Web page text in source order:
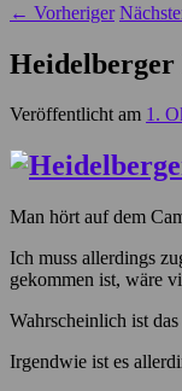
← Vorheriger
Heidelberger
Veröffentlicht am 1.
Man hört auf dem
Ich muss allerdings
gekommen ist, wäre
Wahrscheinlich ist
Irgendwie ist es